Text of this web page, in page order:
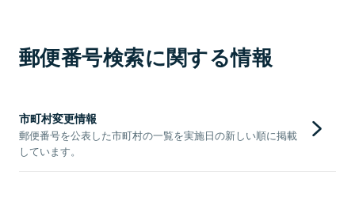
郵便番号検索に関する情報
市町村変更情報
郵便番号を公表した市町村の一覧を実施日の新しい順に掲載
しています。